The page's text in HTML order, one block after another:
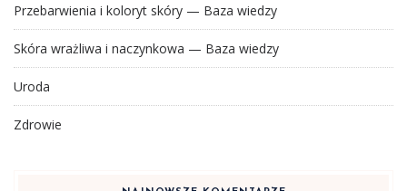
Przebarwienia i koloryt skóry — Baza wiedzy
Skóra wrażliwa i naczynkowa — Baza wiedzy
Uroda
Zdrowie